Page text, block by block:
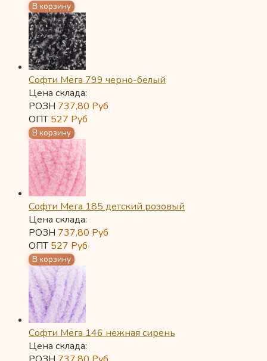
Софти Мега 799 черно-белый
Цена склада:
РОЗН 737,80 Руб
ОПТ527 Руб
Софти Мега 185 детский розовый
Цена склада:
РОЗН 737,80 Руб
ОПТ527 Руб
Софти Мега 146 нежная сирень
Цена склада: